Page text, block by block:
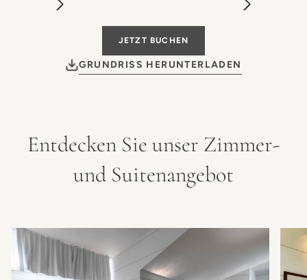
JETZT BUCHEN
GRUNDRISS HERUNTERLADEN
Entdecken Sie unser Zimmer-
und Suitenangebot